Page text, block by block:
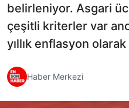
belirleniyor. Asgari
çeşitli kriterler var
yıllık enflasyon olarak
Haber Merkezi